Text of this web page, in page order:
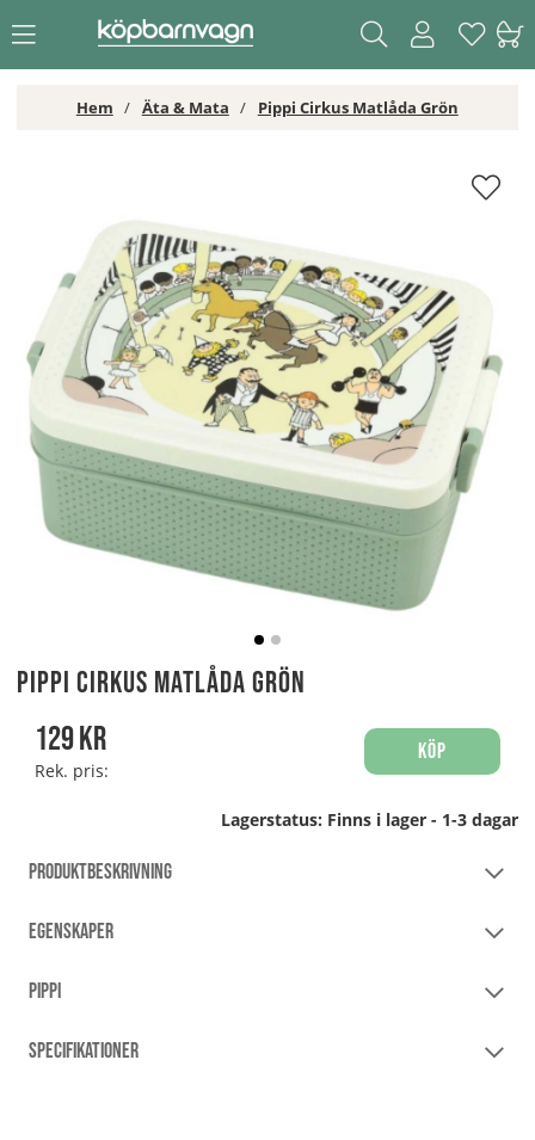
Hem Äta & Mata Pippi Cirkus Matlåda Grön
Pippi Cirkus Matlåda Grön
129kr
Rek. pris:
Köp
Lagerstatus: Finns i lager - 1-3 dagar
PRODUKTBESKRIVNING
EGENSKAPER
PIPPI
SPECIFIKATIONER